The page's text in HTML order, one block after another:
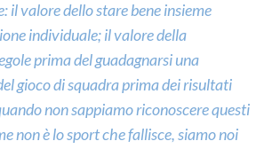
il valore dello stare bene insieme
individuale; il valore della
prima del guadagnarsi una
gioco di squadra prima dei risultati
non sappiamo riconoscere questi
non è lo sport che fallisce, siamo noi